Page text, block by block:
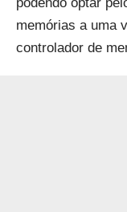
memórias a uma
controlador de